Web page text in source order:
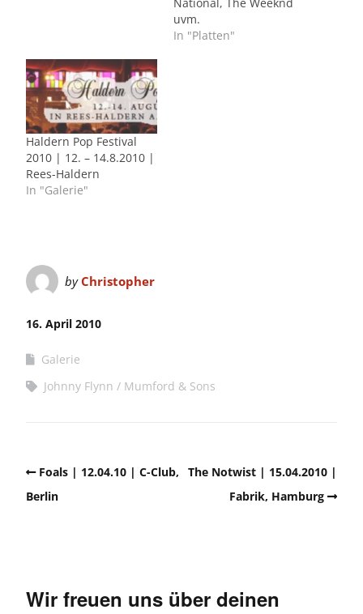
uvm.
In "Platten"
Haldern Pop Festival
2010 | 12. – 14.8.2010 |
Rees-Haldern
In "Galerie"
byChristopher
16. April 2010
Galerie
Johnny Flynn
Mumford & Sons
Foals | 12.04.10 | C-Club,
Berlin
The Notwist | 15.04.2010 |
Fabrik, Hamburg
Wir freuen uns über deinen